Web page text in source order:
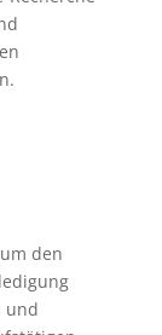
den
und